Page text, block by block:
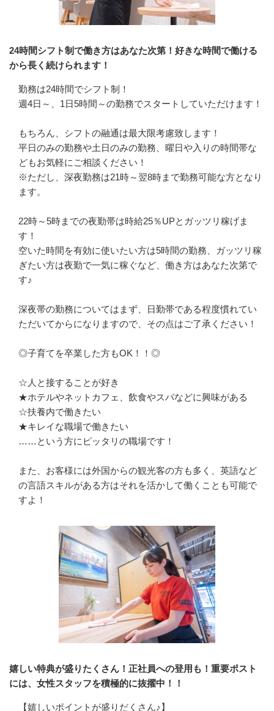
24時間シフト制で働き方はあなた次第！好きな時間で働ける
から長く続けられます！
勤務は24時間でシフト制！
週4日～、1日5時間～の勤務でスタートしていただけます！
もちろん、シフトの融通は最大限考慮致します！
平日のみの勤務や土日のみの勤務、曜日や入りの時間帯な
どもお気軽にご相談ください！
※ただし、深夜勤務は21時～翌8時まで勤務可能な方となり
ます。
22時～5時までの夜勤帯は時給25％UPとガッツリ稼げま
す！
空いた時間を有効に使いたい方は5時間の勤務、ガッツリ稼
ぎたい方は夜勤で一気に稼ぐなど、働き方はあなた次第で
す♪
深夜帯の勤務についてはまず、日勤帯である程度慣れてい
ただいてからになりますので、その点はご了承ください！
◎子育てを卒業した方もOK！！◎
☆人と接することが好き
★ホテルやネットカフェ、飲食やスパなどに興味がある
☆扶養内で働きたい
★キレイな職場で働きたい
……という方にピッタリの職場です！
また、お客様には外国からの観光客の方も多く、英語など
の言語スキルがある方はそれを活かして働くことも可能で
すよ！
嬉しい特典が盛りたくさん！正社員への登用も！重要ポスト
には、女性スタッフを積極的に抜擢中！！
【嬉しいポイントが盛りだくさん♪】